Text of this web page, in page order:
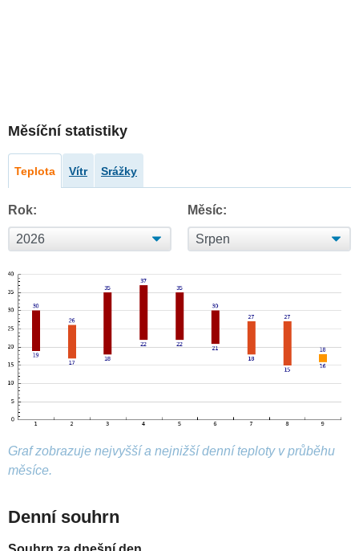
Měsíční statistiky
Teplota Vítr Srážky
Rok: Měsíc:
Graf zobrazuje nejvyšší a nejnižší denní teploty v průběhu
měsíce.
Denní souhrn